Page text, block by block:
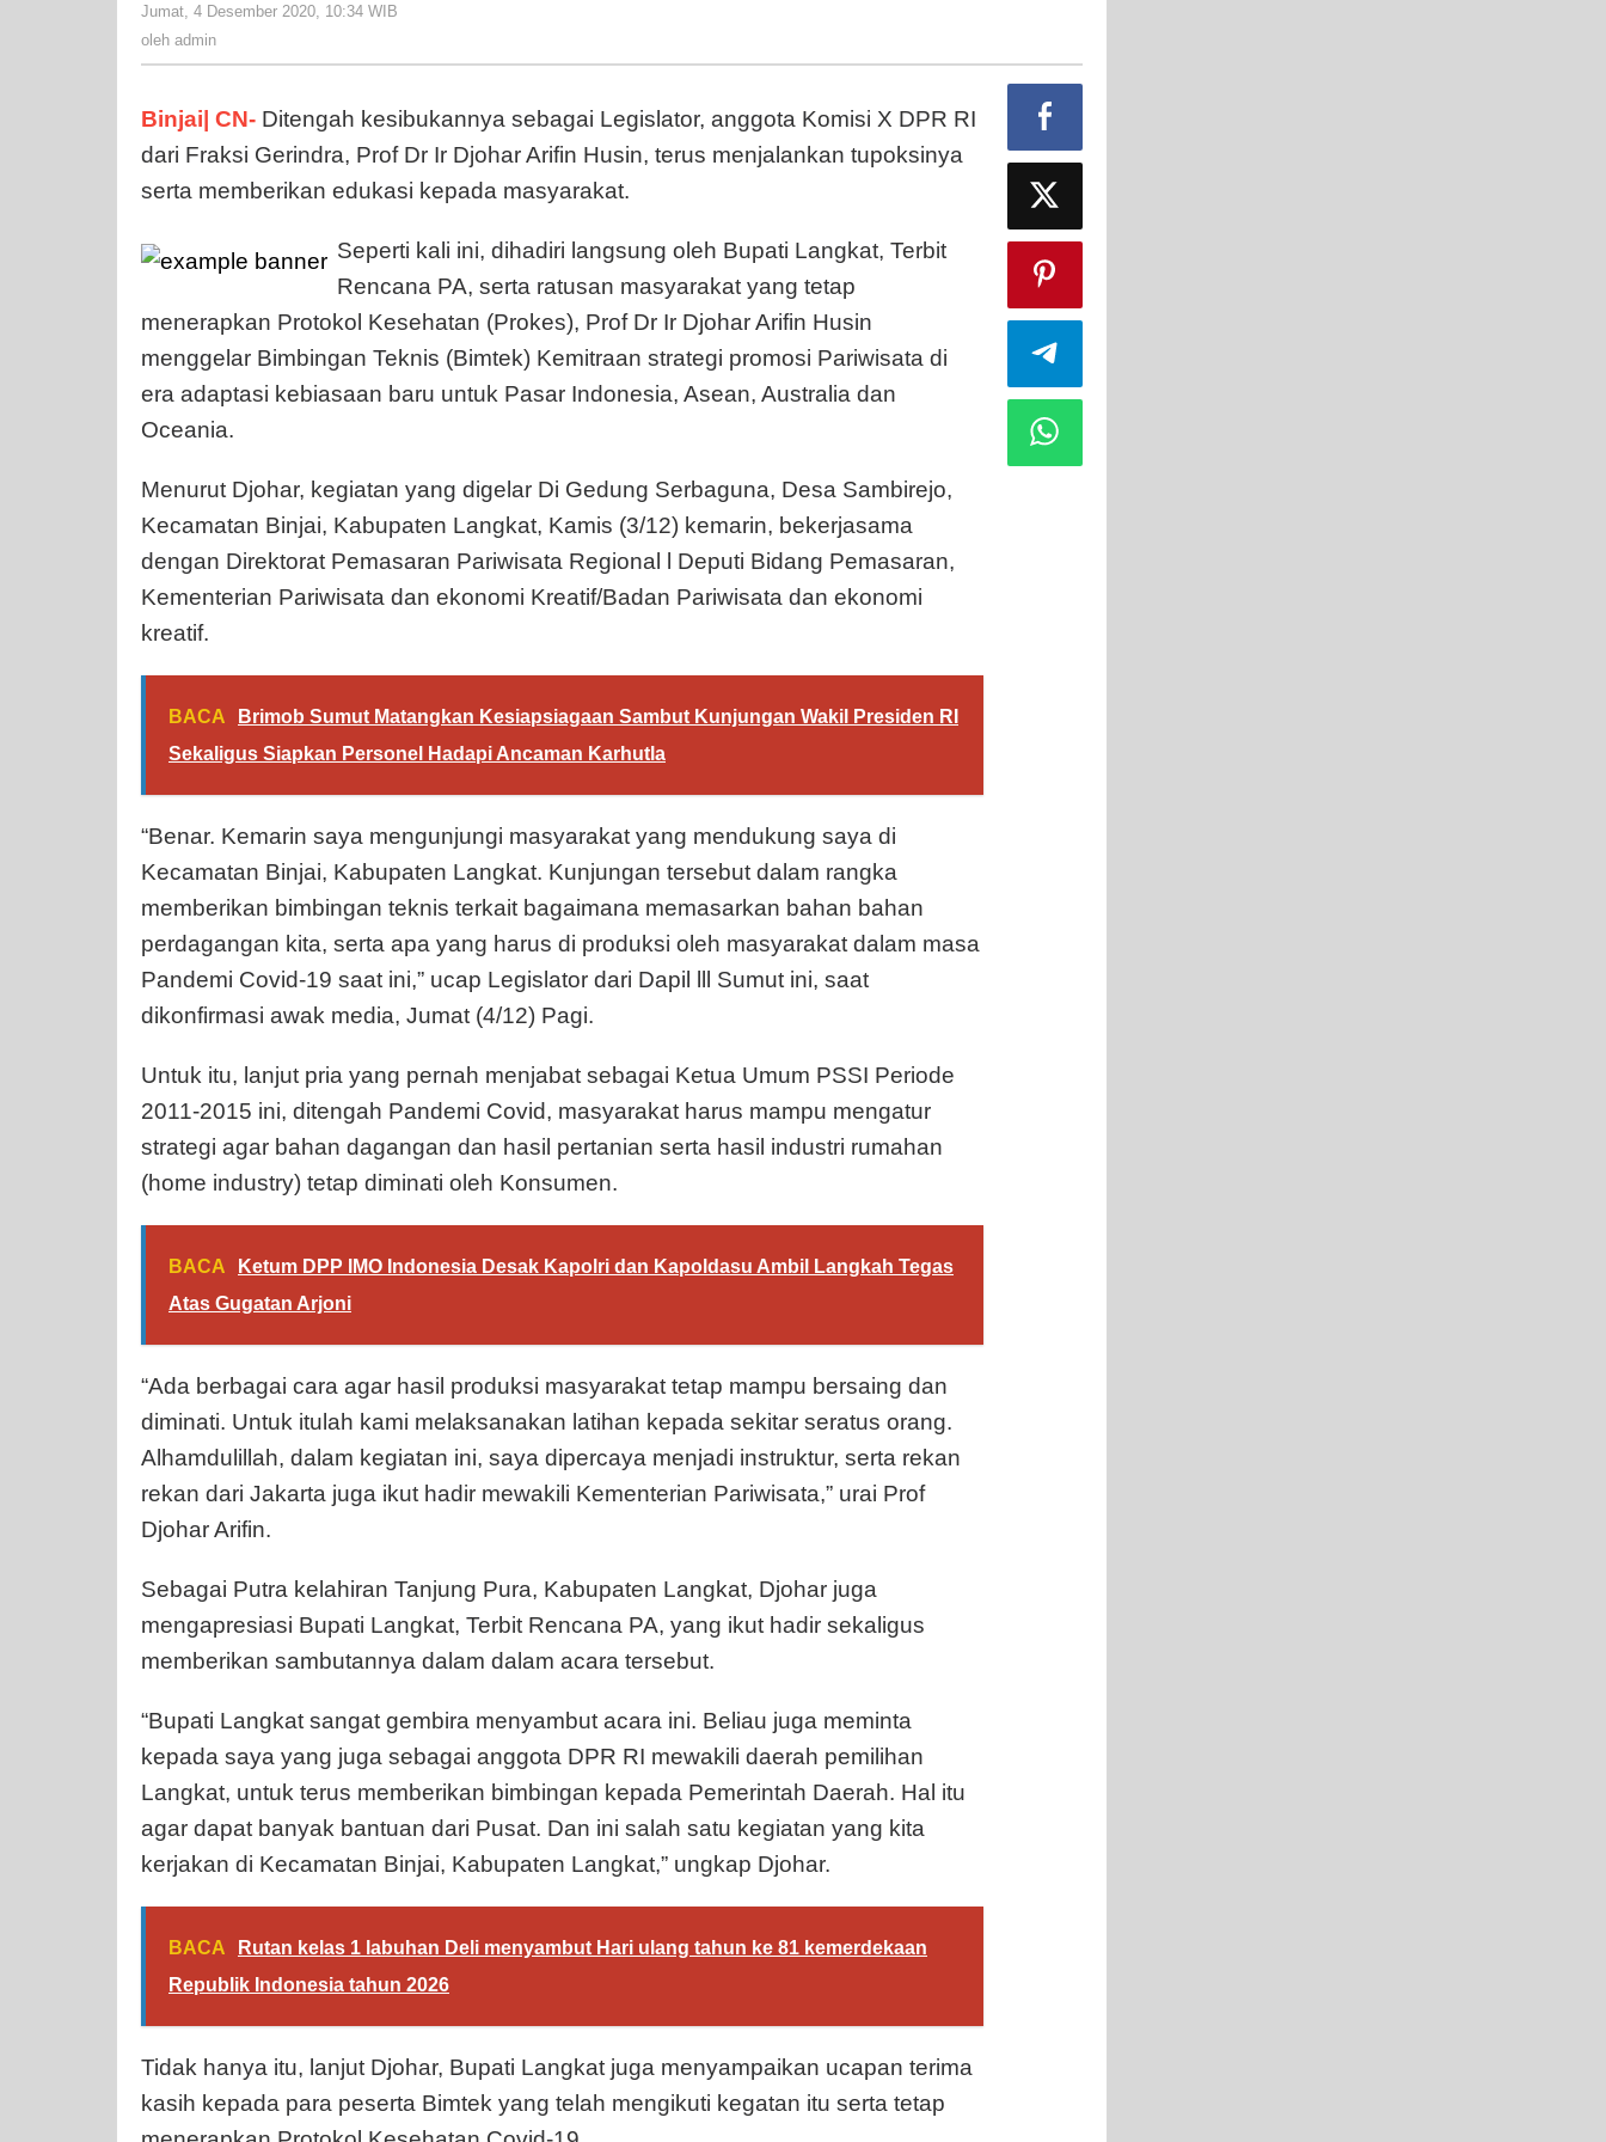
Jumat, 4 Desember 2020, 10:34 WIB
oleh admin
Binjai| CN- Ditengah kesibukannya sebagai Legislator, anggota Komisi X DPR RI
dari Fraksi Gerindra, Prof Dr Ir Djohar Arifin Husin, terus menjalankan tupoksinya
serta memberikan edukasi kepada masyarakat.
Seperti kali ini, dihadiri langsung oleh Bupati Langkat, Terbit
Rencana PA, serta ratusan masyarakat yang tetap
menerapkan Protokol Kesehatan (Prokes), Prof Dr Ir Djohar Arifin Husin
menggelar Bimbingan Teknis (Bimtek) Kemitraan strategi promosi Pariwisata di
era adaptasi kebiasaan baru untuk Pasar Indonesia, Asean, Australia dan
Oceania.
Menurut Djohar, kegiatan yang digelar Di Gedung Serbaguna, Desa Sambirejo,
Kecamatan Binjai, Kabupaten Langkat, Kamis (3/12) kemarin, bekerjasama
dengan Direktorat Pemasaran Pariwisata Regional l Deputi Bidang Pemasaran,
Kementerian Pariwisata dan ekonomi Kreatif/Badan Pariwisata dan ekonomi
kreatif.
BACA
Brimob Sumut Matangkan Kesiapsiagaan Sambut Kunjungan Wakil Presiden RI
Sekaligus Siapkan Personel Hadapi Ancaman Karhutla
“Benar. Kemarin saya mengunjungi masyarakat yang mendukung saya di
Kecamatan Binjai, Kabupaten Langkat. Kunjungan tersebut dalam rangka
memberikan bimbingan teknis terkait bagaimana memasarkan bahan bahan
perdagangan kita, serta apa yang harus di produksi oleh masyarakat dalam masa
Pandemi Covid-19 saat ini,” ucap Legislator dari Dapil lll Sumut ini, saat
dikonfirmasi awak media, Jumat (4/12) Pagi.
Untuk itu, lanjut pria yang pernah menjabat sebagai Ketua Umum PSSI Periode
2011-2015 ini, ditengah Pandemi Covid, masyarakat harus mampu mengatur
strategi agar bahan dagangan dan hasil pertanian serta hasil industri rumahan
(home industry) tetap diminati oleh Konsumen.
BACA
Ketum DPP IMO Indonesia Desak Kapolri dan Kapoldasu Ambil Langkah Tegas
Atas Gugatan Arjoni
“Ada berbagai cara agar hasil produksi masyarakat tetap mampu bersaing dan
diminati. Untuk itulah kami melaksanakan latihan kepada sekitar seratus orang.
Alhamdulillah, dalam kegiatan ini, saya dipercaya menjadi instruktur, serta rekan
rekan dari Jakarta juga ikut hadir mewakili Kementerian Pariwisata,” urai Prof
Djohar Arifin.
Sebagai Putra kelahiran Tanjung Pura, Kabupaten Langkat, Djohar juga
mengapresiasi Bupati Langkat, Terbit Rencana PA, yang ikut hadir sekaligus
memberikan sambutannya dalam dalam acara tersebut.
“Bupati Langkat sangat gembira menyambut acara ini. Beliau juga meminta
kepada saya yang juga sebagai anggota DPR RI mewakili daerah pemilihan
Langkat, untuk terus memberikan bimbingan kepada Pemerintah Daerah. Hal itu
agar dapat banyak bantuan dari Pusat. Dan ini salah satu kegiatan yang kita
kerjakan di Kecamatan Binjai, Kabupaten Langkat,” ungkap Djohar.
BACA
Rutan kelas 1 labuhan Deli menyambut Hari ulang tahun ke 81 kemerdekaan
Republik Indonesia tahun 2026
Tidak hanya itu, lanjut Djohar, Bupati Langkat juga menyampaikan ucapan terima
kasih kepada para peserta Bimtek yang telah mengikuti kegatan itu serta tetap